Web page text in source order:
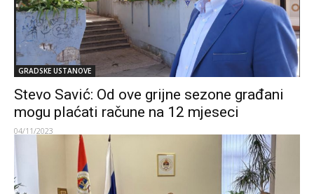
GRADSKE USTANOVE
Stevo Savić: Od ove grijne sezone građani
mogu plaćati račune na 12 mjeseci
04/11/2023